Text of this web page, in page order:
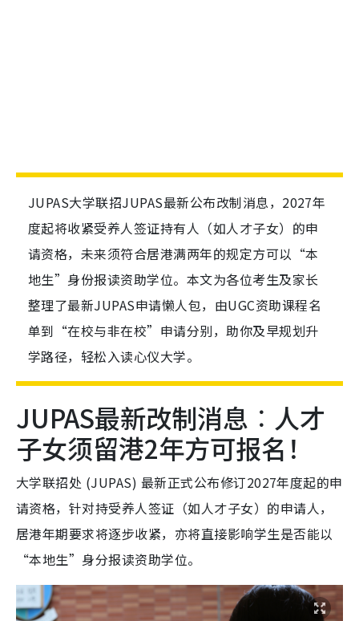
JUPAS大学联招JUPAS最新公布改制消息，2027年
度起将收紧受养人签证持有人（如人才子女）的申
请资格，未来须符合居港满两年的规定方可以“本
地生”身份报读资助学位。本文为各位考生及家长
整理了最新JUPAS申请懒人包，由UGC资助课程名
单到“在校与非在校”申请分别，助你及早规划升
学路径，轻松入读心仪大学。
JUPAS最新改制消息︰人才
子女须留港2年方可报名！
大学联招处 (JUPAS) 最新正式公布修订2027年度起的申
请资格，针对持受养人签证（如人才子女）的申请人，
居港年期要求将逐步收紧，亦将直接影响学生是否能以
“本地生”身分报读资助学位。